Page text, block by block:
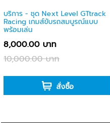
บริการ - ชุด Next Level GTtrack
Racing เกมส์ขับรถสมบูรณ์แบบ
พร้อมเล่น
8,000.00 บาท
10,000.00 บาท
สั่งซื้อ